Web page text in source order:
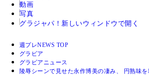
動画
写真
グラジャパ！ 新しいウィンドウで開く
週プレNEWS TOP
グラビア
グラビアニュース
陵辱シーンで見せた永作博美の凄み、 円熟味